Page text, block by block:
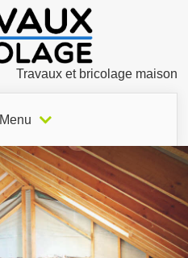
Travaux et bricolage maison
Menu